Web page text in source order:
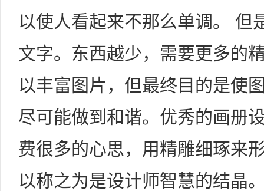
以使人看起来不那么单调。 但
文字。东西越少，需要更多的
以丰富图片，但最终目的是使
尽可能做到和谐。优秀的画册
费很多的心思，用精雕细琢来
以称之为是设计师智慧的结晶